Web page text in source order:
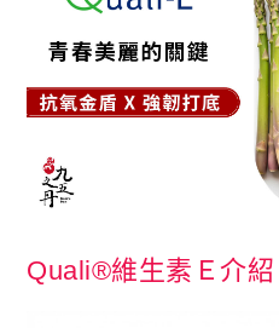
最新消息
保健專欄
名人推薦
關於我們
Quali®維生素Ｅ介紹